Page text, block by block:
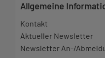
Allgemeine
Kontakt
Aktueller Newsletter
Newsletter An-/